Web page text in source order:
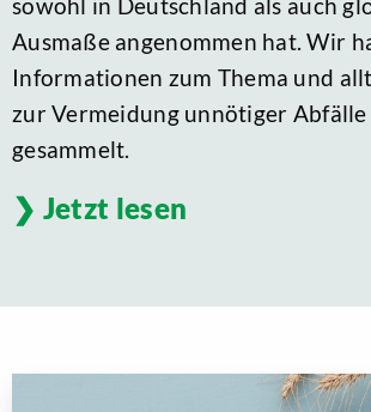
Ausmaße angenommen hat. Wir
Informationen zum Thema und
zur Vermeidung unnötiger
gesammelt.
Jetzt lesen